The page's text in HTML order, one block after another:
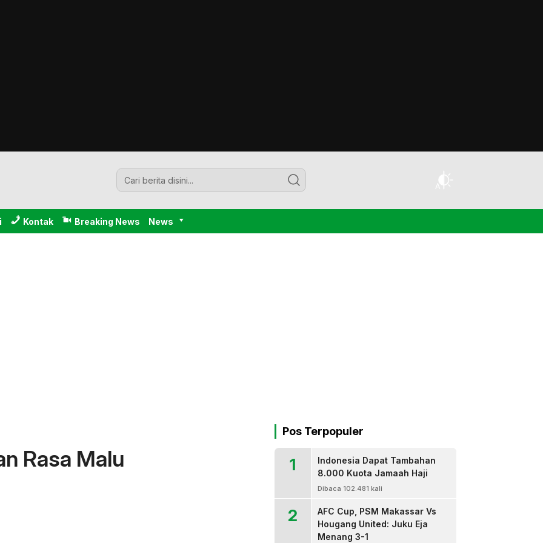
Kontak Breaking News News
Rasa Malu
Pos Terpopuler
1
Indonesia Dapat Tambahan
8.000 Kuota Jamaah Haji
Dibaca 102.481 kali
2
AFC Cup, PSM Makassar Vs
Hougang United: Juku Eja
Menang 3-1